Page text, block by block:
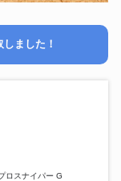
ました！
ロスナイパー G